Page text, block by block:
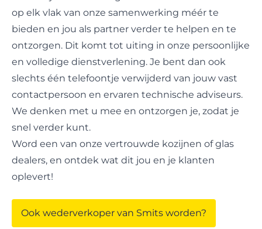
op elk vlak van onze samenwerking méér te
bieden en jou als partner verder te helpen en te
ontzorgen. Dit komt tot uiting in onze persoonlijke
en volledige dienstverlening. Je bent dan ook
slechts één telefoontje verwijderd van jouw vast
contactpersoon en ervaren technische adviseurs.
We denken met u mee en ontzorgen je, zodat je
snel verder kunt.
Word een van onze vertrouwde kozijnen of glas
dealers, en ontdek wat dit jou en je klanten
oplevert!
Ook wederverkoper van Smits worden?